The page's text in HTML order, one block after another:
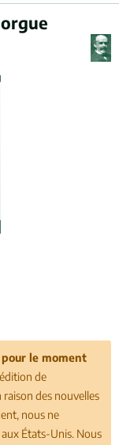
le moment
de
raison des nouvelles
nous ne
États-Unis. Nous